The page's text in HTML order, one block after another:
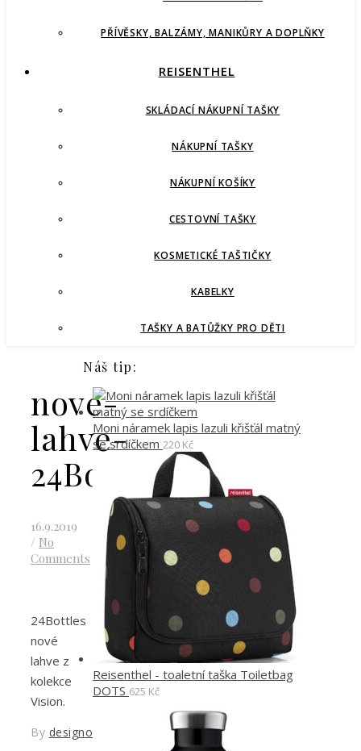
PŘÍVĚSKY, BALZÁMY, MANIKŮRY A DOPLŇKY
REISENTHEL
SKLÁDACÍ NÁKUPNÍ TAŠKY
NÁKUPNÍ TAŠKY
NÁKUPNÍ KOŠÍKY
CESTOVNÍ TAŠKY
KOSMETICKÉ TAŠTIČKY
KABELKY
TAŠKY A BATŮŽKY PRO DĚTI
nove-
lahve-
24Bottles
16.9.2019
/ No
Comments
24Bottles
nové
lahve z
kolekce
Vision.
By designoved
Náš tip:
Moni náramek lapis lazuli křišťál matný
se srdíčkem 220 Kč
Reisenthel - toaletní taška Toiletbag
DOTS 625 Kč